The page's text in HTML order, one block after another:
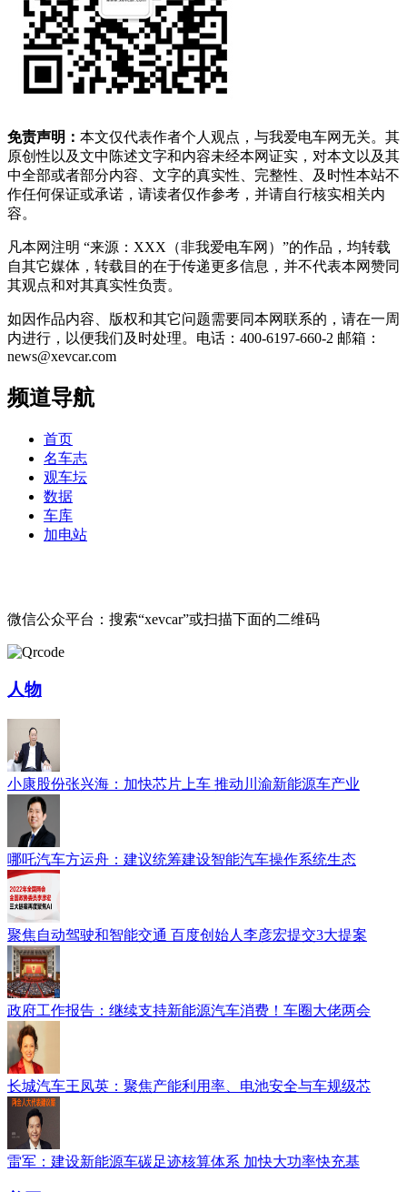
免责声明： 本文仅代表作者个人观点，与我爱电车网无关。其
原创性以及文中陈述文字和内容未经本网证实，对本文以及其
中全部或者部分内容、文字的真实性、完整性、及时性本站不
作任何保证或承诺，请读者仅作参考，并请自行核实相关内
容。
凡本网注明 “来源：XXX（非我爱电车网）”的作品，均转载
自其它媒体，转载目的在于传递更多信息，并不代表本网赞同
其观点和对其真实性负责。
如因作品内容、版权和其它问题需要同本网联系的，请在一周
内进行，以便我们及时处理。电话：400-6197-660-2 邮箱：
news@xevcar.com
频道导航
首页
名车志
观车坛
数据
车库
加电站
微信公众平台：搜索“xevcar”或扫描下面的二维码
人物
小康股份张兴海：加快芯片上车 推动川渝新能源车产业
哪吒汽车方运舟：建议统筹建设智能汽车操作系统生态
聚焦自动驾驶和智能交通 百度创始人李彦宏提交3大提案
政府工作报告：继续支持新能源汽车消费！车圈大佬两会
长城汽车王凤英：聚焦产能利用率、电池安全与车规级芯
雷军：建设新能源车碳足迹核算体系 加快大功率快充基